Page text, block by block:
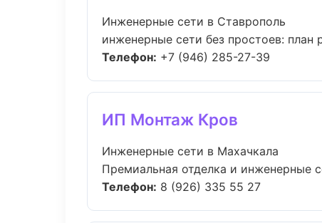
Инженерные сети в Ставрополь
инженерные сети без простоев: план
Телефон: +7 (946) 285-27-39
ИП Монтаж Кров
Инженерные сети в Махачкала
Премиальная отделка и инженерные
Телефон: 8 (926) 335 55 27